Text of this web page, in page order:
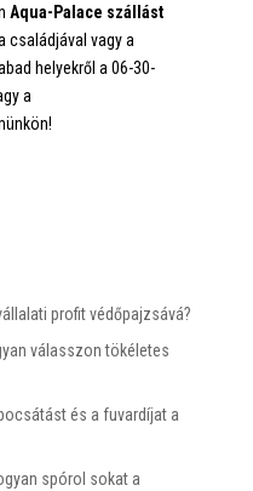
Aqua-Palace szállást
családjával vagy a
helyekről a 06-30-
a
profit védőpajzsává?
válasszon tökéletes
és a fuvardíjat a
spórol sokat a